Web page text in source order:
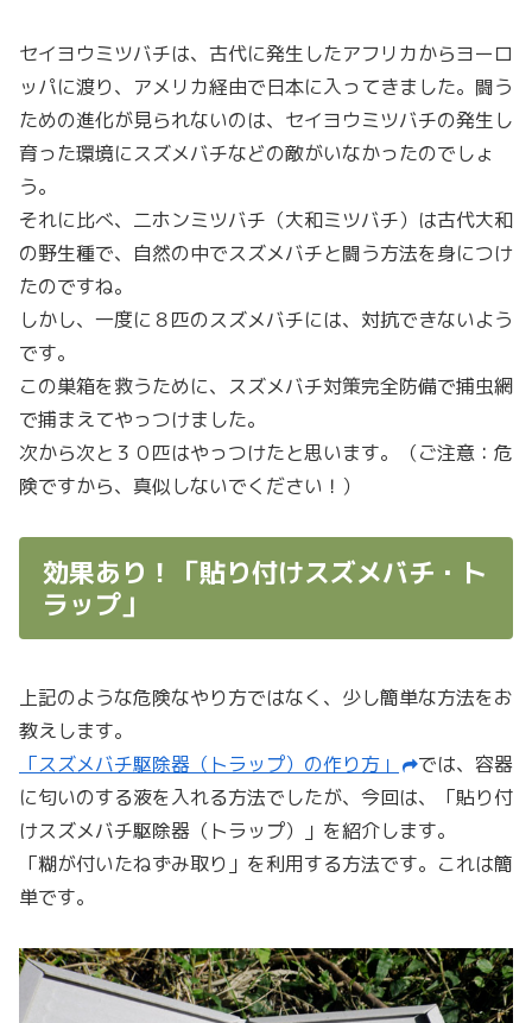
セイヨウミツバチは、古代に発生したアフリカからヨーロ
ッパに渡り、アメリカ経由で日本に入ってきました。闘う
ための進化が見られないのは、セイヨウミツバチの発生し
育った環境にスズメバチなどの敵がいなかったのでしょ
う。
それに比べ、二ホンミツバチ（大和ミツバチ）は古代大和
の野生種で、自然の中でスズメバチと闘う方法を身につけ
たのですね。
しかし、一度に８匹のスズメバチには、対抗できないよう
です。
この巣箱を救うために、スズメバチ対策完全防備で捕虫網
で捕まえてやっつけました。
次から次と３０匹はやっつけたと思います。（ご注意：危
険ですから、真似しないでください！）
効果あり！「貼り付けスズメバチ・ト
ラップ」
上記のような危険なやり方ではなく、少し簡単な方法をお
教えします。
「スズメバチ駆除器（トラップ）の作り方」
では、容器
に匂いのする液を入れる方法でしたが、今回は、「貼り付
けスズメバチ駆除器（トラップ）」を紹介します。
「糊が付いたねずみ取り」を利用する方法です。これは簡
単です。